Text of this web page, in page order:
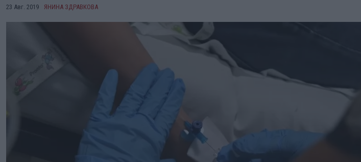
23 Авг. 2019 ЯНИНА ЗДРАВКОВА